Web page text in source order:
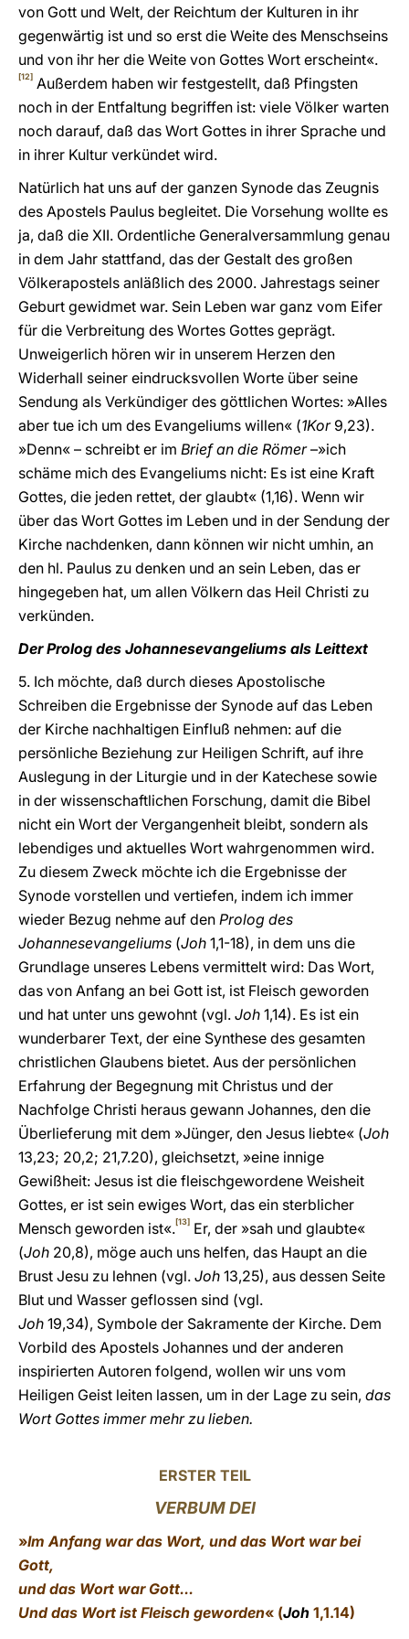
von Gott und Welt, der Reichtum der Kulturen in ihr
gegenwärtig ist und so erst die Weite des Menschseins
und von ihr her die Weite von Gottes Wort erscheint«.
[12] Außerdem haben wir festgestellt, daß Pfingsten
noch in der Entfaltung begriffen ist: viele Völker warten
noch darauf, daß das Wort Gottes in ihrer Sprache und
in ihrer Kultur verkündet wird.
Natürlich hat uns auf der ganzen Synode das Zeugnis
des Apostels Paulus begleitet. Die Vorsehung wollte es
ja, daß die XII. Ordentliche Generalversammlung genau
in dem Jahr stattfand, das der Gestalt des großen
Völkerapostels anläßlich des 2000. Jahrestags seiner
Geburt gewidmet war. Sein Leben war ganz vom Eifer
für die Verbreitung des Wortes Gottes geprägt.
Unweigerlich hören wir in unserem Herzen den
Widerhall seiner eindrucksvollen Worte über seine
Sendung als Verkündiger des göttlichen Wortes: »Alles
aber tue ich um des Evangeliums willen« (1Kor9,23).
»Denn« – schreibt er im Brief an die Römer–»ich
schäme mich des Evangeliums nicht: Es ist eine Kraft
Gottes, die jeden rettet, der glaubt« (1,16). Wenn wir
über das Wort Gottes im Leben und in der Sendung der
Kirche nachdenken, dann können wir nicht umhin, an
den hl. Paulus zu denken und an sein Leben, das er
hingegeben hat, um allen Völkern das Heil Christi zu
verkünden.
Der Prolog des Johannesevangeliums als Leittext
5. Ich möchte, daß durch dieses Apostolische
Schreiben die Ergebnisse der Synode auf das Leben
der Kirche nachhaltigen Einfluß nehmen: auf die
persönliche Beziehung zur Heiligen Schrift, auf ihre
Auslegung in der Liturgie und in der Katechese sowie
in der wissenschaftlichen Forschung, damit die Bibel
nicht ein Wort der Vergangenheit bleibt, sondern als
lebendiges und aktuelles Wort wahrgenommen wird.
Zu diesem Zweck möchte ich die Ergebnisse der
Synode vorstellen und vertiefen, indem ich immer
wieder Bezug nehme auf den Prolog des
Johannesevangeliums (Joh 1,1-18), in dem uns die
Grundlage unseres Lebens vermittelt wird: Das Wort,
das von Anfang an bei Gott ist, ist Fleisch geworden
und hat unter uns gewohnt (vgl. Joh 1,14). Es ist ein
wunderbarer Text, der eine Synthese des gesamten
christlichen Glaubens bietet. Aus der persönlichen
Erfahrung der Begegnung mit Christus und der
Nachfolge Christi heraus gewann Johannes, den die
Überlieferung mit dem »Jünger, den Jesus liebte« (Joh
13,23; 20,2; 21,7.20), gleichsetzt, »eine innige
Gewißheit: Jesus ist die fleischgewordene Weisheit
Gottes, er ist sein ewiges Wort, das ein sterblicher
Mensch geworden ist«.[13] Er, der »sah und glaubte«
(Joh 20,8), möge auch uns helfen, das Haupt an die
Brust Jesu zu lehnen (vgl. Joh 13,25), aus dessen Seite
Blut und Wasser geflossen sind (vgl.
Joh 19,34), Symbole der Sakramente der Kirche. Dem
Vorbild des Apostels Johannes und der anderen
inspirierten Autoren folgend, wollen wir uns vom
Heiligen Geist leiten lassen, um in der Lage zu sein, das
Wort Gottes immer mehr zu lieben.
ERSTER TEIL
VERBUM DEI
»Im Anfang war das Wort, und das Wort war bei
Gott,
und das Wort war Gott...
Und das Wort ist Fleisch geworden« (Joh 1,1.14)